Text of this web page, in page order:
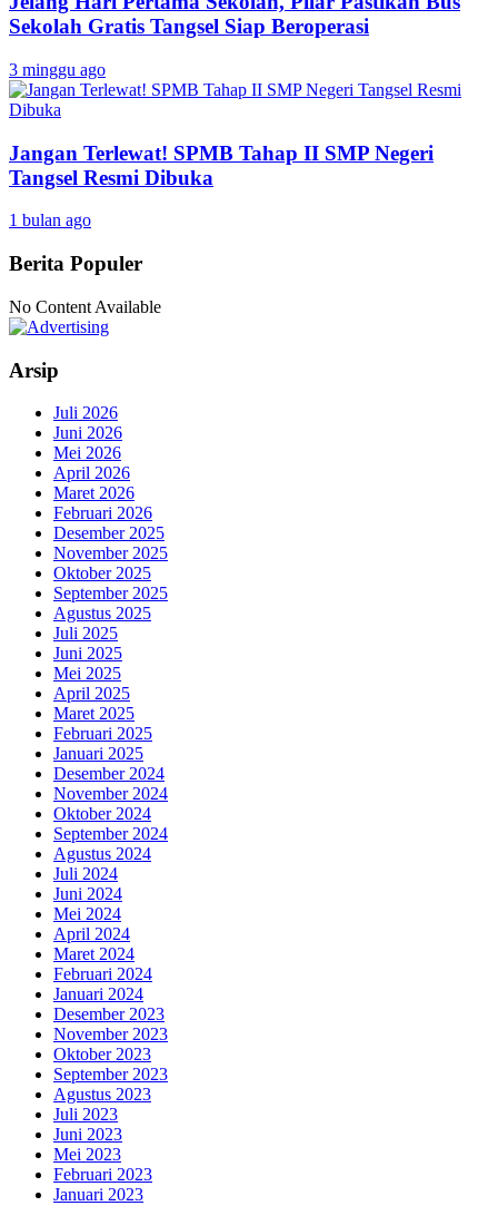
Sekolah Gratis Tangsel Siap Beroperasi
3 minggu ago
Jangan Terlewat! SPMB Tahap II SMP Negeri
Tangsel Resmi Dibuka
1 bulan ago
Berita Populer
No Content Available
Arsip
Juli 2026
Juni 2026
Mei 2026
April 2026
Maret 2026
Februari 2026
Desember 2025
November 2025
Oktober 2025
September 2025
Agustus 2025
Juli 2025
Juni 2025
Mei 2025
April 2025
Maret 2025
Februari 2025
Januari 2025
Desember 2024
November 2024
Oktober 2024
September 2024
Agustus 2024
Juli 2024
Juni 2024
Mei 2024
April 2024
Maret 2024
Februari 2024
Januari 2024
Desember 2023
November 2023
Oktober 2023
September 2023
Agustus 2023
Juli 2023
Juni 2023
Mei 2023
Februari 2023
Januari 2023